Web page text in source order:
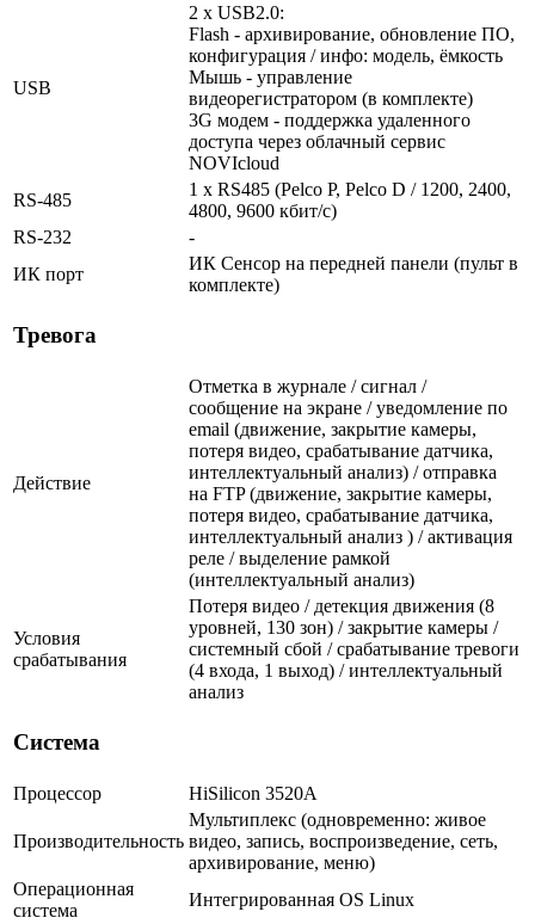
USB
2 x USB2.0:
Flash - архивирование, обновление ПО,
конфигурация / инфо: модель, ёмкость
Мышь - управление
видеорегистратором (в комплекте)
3G модем - поддержка удаленного
доступа через облачный сервис
NOVIcloud
RS-485
1 х RS485 (Pelco P, Pelco D / 1200, 2400,
4800, 9600 кбит/с)
RS-232
-
ИК порт
ИК Сенсор на передней панели (пульт в
комплекте)
Тревога
Действие
Отметка в журнале / сигнал /
сообщение на экране / уведомление по
email (движение, закрытие камеры,
потеря видео, срабатывание датчика,
интеллектуальный анализ) / отправка
на FTP (движение, закрытие камеры,
потеря видео, срабатывание датчика,
интеллектуальный анализ ) / активация
реле / выделение рамкой
(интеллектуальный анализ)
Условия
срабатывания
Потеря видео / детекция движения (8
уровней, 130 зон) / закрытие камеры /
системный сбой / срабатывание тревоги
(4 входа, 1 выход) / интеллектуальный
анализ
Система
Процессор HiSilicon 3520A
Производительность
Мультиплекс (одновременно: живое
видео, запись, воспроизведение, сеть,
архивирование, меню)
Операционная
система
Интегрированная OS Linux